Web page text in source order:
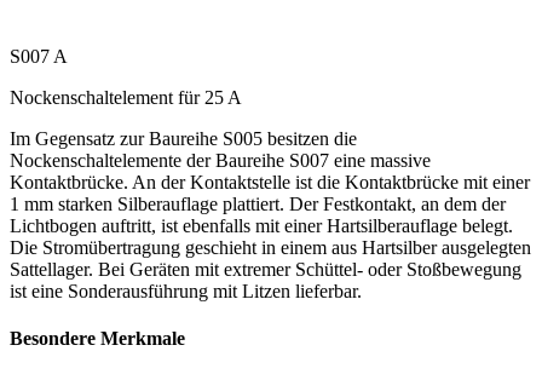
S007 A
Nockenschaltelement für 25 A
Im Gegensatz zur Baureihe S005 besitzen die
Nockenschaltelemente der Baureihe S007 eine massive
Kontaktbrücke. An der Kontaktstelle ist die Kontaktbrücke mit einer
1 mm starken Silberauflage plattiert. Der Festkontakt, an dem der
Lichtbogen auftritt, ist ebenfalls mit einer Hartsilberauflage belegt.
Die Stromübertragung geschieht in einem aus Hartsilber ausgelegten
Sattellager. Bei Geräten mit extremer Schüttel- oder Stoßbewegung
ist eine Sonderausführung mit Litzen lieferbar.
Besondere Merkmale